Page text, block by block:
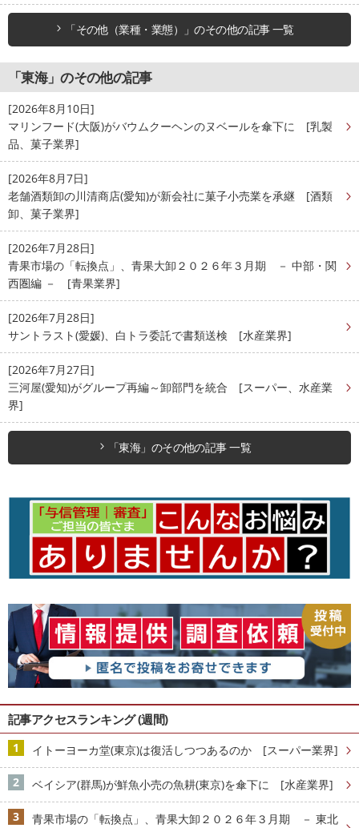
「その他（業種・業態）」のその他の記事 一覧
「東海」のその他の記事
[2026年8月10日]
マリンフード(大阪)がバウムクーヘンのヌベールを傘下に [乳製
品、菓子業界]
[2026年8月7日]
老舗酒類卸の川清商店(愛知)が新会社に菓子小売業を承継 [酒類
卸、菓子業界]
[2026年7月28日]
青果市場の「転換点」、青果大卸２０２６年３月期 － 中部・関
西圏編 － [青果業界]
[2026年7月28日]
サントラスト(愛媛)、白トラ委託で書類送検 [水産業界]
[2026年7月27日]
三河屋(愛知)がグループ再編～卸部門を統合 [スーパー、水産業
界]
「東海」のその他の記事 一覧
記事アクセスランキング (週間)
イトーヨーカ堂(東京)は復活しつつあるのか [スーパー業界]
ベイシア(群馬)が鮮魚小売の魚耕(東京)を傘下に [水産業界]
青果市場の「転換点」、青果大卸２０２６年３月期 － 東北